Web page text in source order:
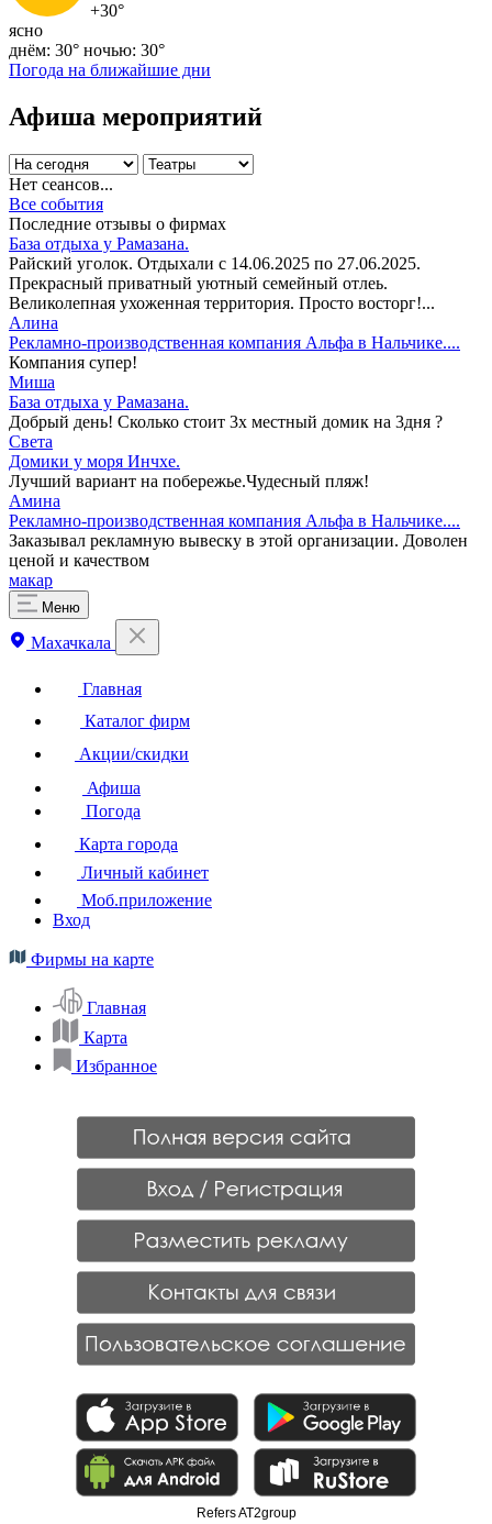
+30°
ясно
днём: 30° ночью: 30°
Погода на ближайшие дни
Афиша мероприятий
Нет сеансов...
Все события
Последние отзывы о фирмах
База отдыха у Рамазана.
Райский уголок. Отдыхали с 14.06.2025 по 27.06.2025.
Прекрасный приватный уютный семейный отлеь.
Великолепная ухоженная территория. Просто восторг!...
Алина
Рекламно-производственная компания Альфа в Нальчике....
Компания супер!
Миша
База отдыха у Рамазана.
Добрый день! Сколько стоит 3х местный домик на 3дня ?
Света
Домики у моря Инчхе.
Лучший вариант на побережье.Чудесный пляж!
Амина
Рекламно-производственная компания Альфа в Нальчике....
Заказывал рекламную вывеску в этой организации. Доволен
ценой и качеством
макар
Меню
Махачкала
Главная
Каталог фирм
Акции/скидки
Афиша
Погода
Карта города
Личный кабинет
Моб.приложение
Вход
Фирмы на карте
Главная
Карта
Избранное
Refers AT2group